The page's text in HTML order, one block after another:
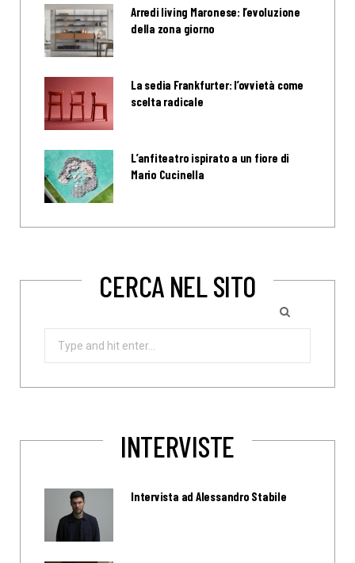
Arredi living Maronese: l’evoluzione
della zona giorno
La sedia Frankfurter: l’ovvietà come
scelta radicale
L’anfiteatro ispirato a un fiore di
Mario Cucinella
CERCA NEL SITO
INTERVISTE
Intervista ad Alessandro Stabile